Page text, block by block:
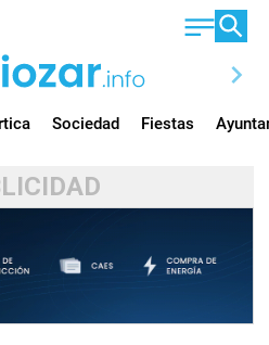
chevron_right
Sociedad Fiestas